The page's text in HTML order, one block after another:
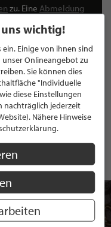
zu. Eine Abmeldung
stimmen Sie unseren
ist jederzeit möglich.
wichtig!
Einige von ihnen sind
Onlineangebot zu
Sie können dies
"Individuelle
diese Einstellungen
nachträglich jederzeit
Nähere Hinweise